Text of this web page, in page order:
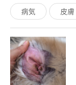
病気 皮膚